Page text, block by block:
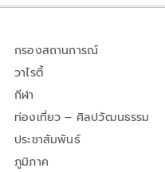
กรองสถานการณ์
วาไรตี้
กีฬา
ท่องเที่ยว – ศิลปวัฒนธรรม
ประชาสัมพันธ์
ภูมิภาค